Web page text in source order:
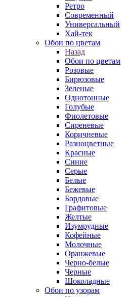
Ретро
Современный
Универсальный
Хай-тек
Обои по цветам
Назад
Обои по цветам
Розовые
Бирюзовые
Зеленые
Однотонные
Голубые
Фиолетовые
Сиреневые
Коричневые
Разноцветные
Красные
Синие
Серые
Белые
Бежевые
Бордовые
Графитовые
Желтые
Изумрудные
Кофейные
Молочные
Оранжевые
Черно-белые
Черные
Шоколадные
Обои по узорам